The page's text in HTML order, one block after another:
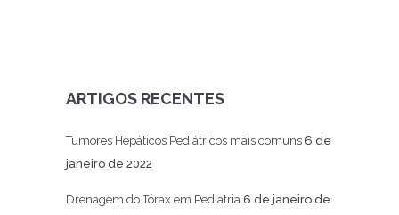
ARTIGOS RECENTES
Tumores Hepáticos Pediátricos mais comuns 6 de
janeiro de 2022
Drenagem do Tórax em Pediatria 6 de janeiro de